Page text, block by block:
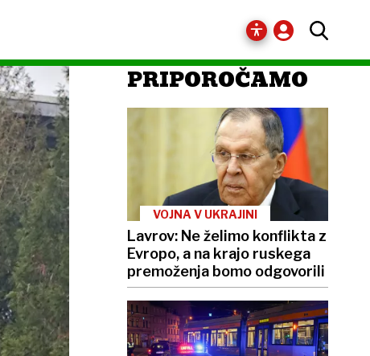
PRIPOROČAMO
VOJNA V UKRAJINI
Lavrov: Ne želimo konflikta z
Evropo, a na krajo ruskega
premoženja bomo odgovorili